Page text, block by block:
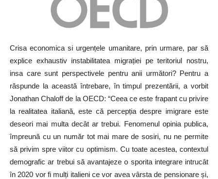
Crisa economica si urgențele umanitare, prin urmare, par să
explice exhaustiv instabilitatea migrației pe teritoriul nostru,
insa care sunt perspectivele pentru anii următori? Pentru a
răspunde la această întrebare, în timpul prezentării, a vorbit
Jonathan Chaloff de la OECD: “Ceea ce este frapant cu privire
la realitatea italiană, este că percepția despre imigrare este
deseori mai multa decât ar trebui. Fenomenul opinia publica,
împreună cu un număr tot mai mare de sosiri, nu ne permite
să privim spre viitor cu optimism. Cu toate acestea, contextul
demografic ar trebui să avantajeze o sporita integrare intrucât
în 2020 vor fi mulți italieni ce vor avea vârsta de pensionare și,